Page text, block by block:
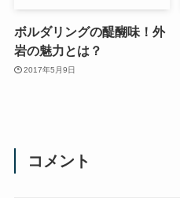
ボルダリングの醍醐味！外
岩の魅力とは？
2017年5月9日
コメント